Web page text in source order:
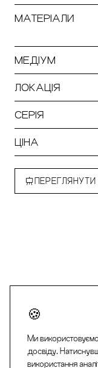
Ми
досвіду.
використання
МАТЕРІАЛИ
МЕДІУМ
ЛОКАЦІЯ
СЕРІЯ
ЦІНА
ПЕРЕГЛЯНУТИ